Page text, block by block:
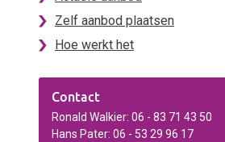
Zelf aanbod plaatsen
Hoe werkt het
Contact
Ronald Walkier: 06 - 83 71 43 50
Hans Pater: 06 - 53 29 96 17